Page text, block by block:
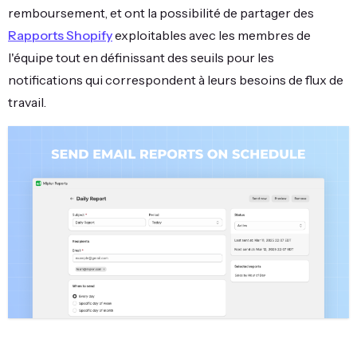
remboursement, et ont la possibilité de partager des
Rapports Shopifyexploitables avec les membres de
l'équipe tout en définissant des seuils pour les
notifications qui correspondent à leurs besoins de flux de
travail.